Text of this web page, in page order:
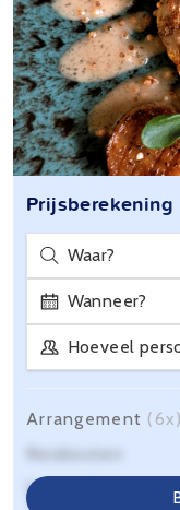
Prijsberekening
Waar?
Wanneer?
Hoeveel
Arrangement (6x)
Reiskosten
Servicekosten